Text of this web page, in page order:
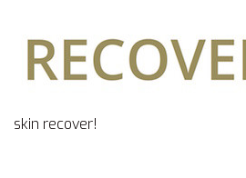
skin recover!